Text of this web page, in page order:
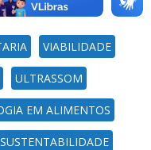
VIABILIDADE
ULTRASSOM
EM ALIMENTOS
SUSTENTABILIDADE